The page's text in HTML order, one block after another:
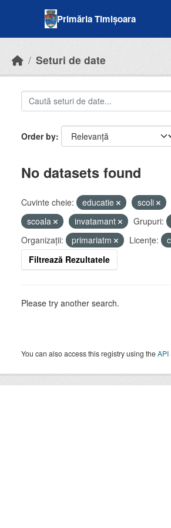
Primăria Timișoara
Seturi de date
Order by
No datasets found
Cuvinte cheie: educatie scoli
scoala
invatamant Grupuri:
Organizații:
primariatm Licenţe:
Filtrează Rezultatele
Please try another search.
You can also access this registry using theAPI